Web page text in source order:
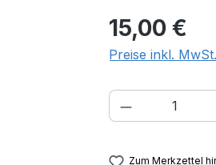
Regulärer Preis:
15,00 €
Preise inkl.
Produkt
Zum Merkzettel